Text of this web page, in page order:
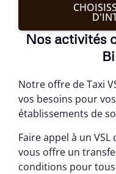
Nos activités
Notre offre de Taxi
vos besoins pour
établissements de
Faire appel à un
vous offre un
conditions pour